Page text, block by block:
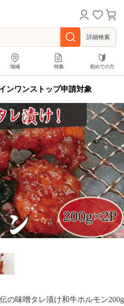
詳細検索
地域 特集 初めての方
ンワンストップ申請対象
の味噌タレ漬け和牛ホルモン200g